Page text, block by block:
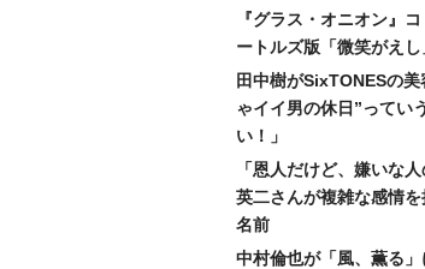
『グラス・オニオン』
ートルズ版「微笑がえし
田中樹がSixTONESの
ゃイイ男の休日”ってい
い！」
「恩人だけど、嫌いな
英二さんが複雑な感情
名前
中村倫也が「風、薫る